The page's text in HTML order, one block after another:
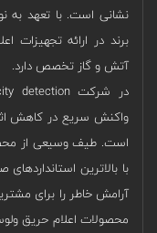
نشانی است. با تعهد به
برند در ارائه
آتش و گاز تخصص دارد.
واکنش سریع در کاهش
است. طیف وسیعی از
با بالاترین
آرامش خاطر را برای
محصولات اعلام حریق